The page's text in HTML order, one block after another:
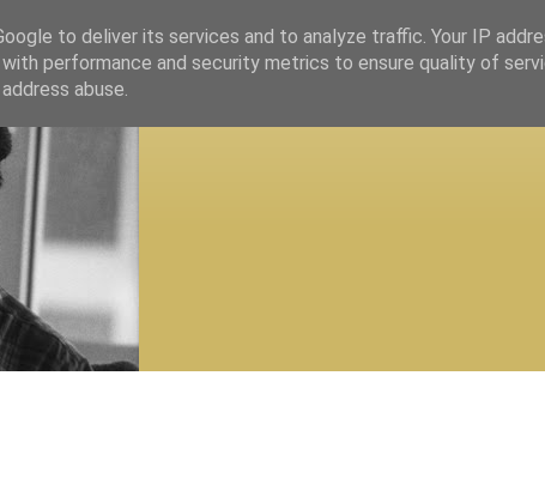
to deliver its services and to analyze traffic. Your IP
performance and security metrics to ensure quality of
abuse.